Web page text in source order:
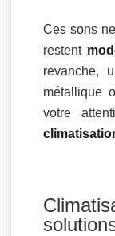
Ces sons
restent
revanche,
métallique
votre